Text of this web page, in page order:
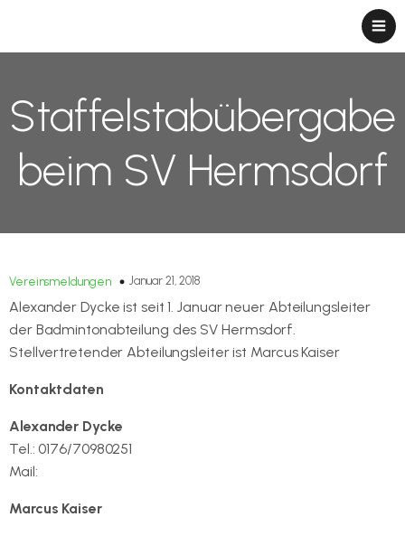
Staffelstabübergabe
beim SV Hermsdorf
Vereinsmeldungen Januar 21, 2018
Alexander Dycke ist seit 1. Januar neuer Abteilungsleiter
der Badmintonabteilung des SV Hermsdorf.
Stellvertretender Abteilungsleiter ist Marcus Kaiser
Kontaktdaten
Alexander Dycke
Tel.: 0176/70980251
Mail:
Marcus Kaiser